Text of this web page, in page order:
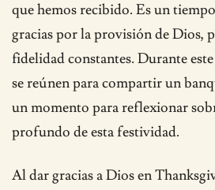
que hemos recibido. Es un
gracias por la provisión de Dios,
fidelidad constantes. Durante
se reúnen para compartir un
un momento para reflexionar
profundo de esta festividad.
Al dar gracias a Dios en